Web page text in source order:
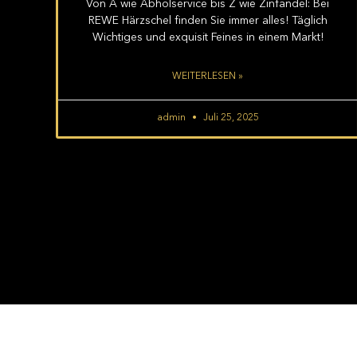
Von A wie Abholservice bis Z wie Zinfandel: Bei
REWE Härzschel finden Sie immer alles! Täglich
Wichtiges und exquisit Feines in einem Markt!
WEITERLESEN »
admin Juli 25, 2025